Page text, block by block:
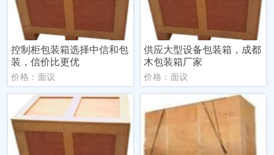
控制柜包装箱选择中信和包
装，信价比更优
价格：面议
供应大型设备包装箱，成都
木包装箱厂家
价格：面议